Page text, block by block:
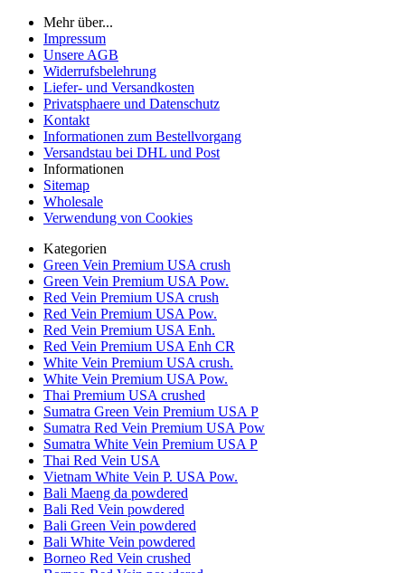
Mehr über...
Impressum
Unsere AGB
Widerrufsbelehrung
Liefer- und Versandkosten
Privatsphaere und Datenschutz
Kontakt
Informationen zum Bestellvorgang
Versandstau bei DHL und Post
Informationen
Sitemap
Wholesale
Verwendung von Cookies
Kategorien
Green Vein Premium USA crush
Green Vein Premium USA Pow.
Red Vein Premium USA crush
Red Vein Premium USA Pow.
Red Vein Premium USA Enh.
Red Vein Premium USA Enh CR
White Vein Premium USA crush.
White Vein Premium USA Pow.
Thai Premium USA crushed
Sumatra Green Vein Premium USA P
Sumatra Red Vein Premium USA Pow
Sumatra White Vein Premium USA P
Thai Red Vein USA
Vietnam White Vein P. USA Pow.
Bali Maeng da powdered
Bali Red Vein powdered
Bali Green Vein powdered
Bali White Vein powdered
Borneo Red Vein crushed